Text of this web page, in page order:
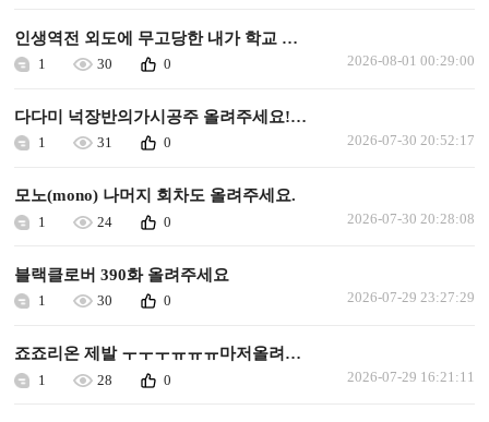
인생역전 외도에 무고당한 내가 학교 최고의 미소녀에게 사랑받는다 올려주세요
1 30 0 2026-08-01 00:29:00
다다미 넉장반의가시공주 올려주세요!ㅜㅜㅜ
1 31 0 2026-07-30 20:52:17
모노(mono) 나머지 회차도 올려주세요.
1 24 0 2026-07-30 20:28:08
블랙클로버 390화 올려주세요
1 30 0 2026-07-29 23:27:29
죠죠리온 제발 ㅜㅜㅜㅠㅠㅠ마저올려주세요
1 28 0 2026-07-29 16:21:11